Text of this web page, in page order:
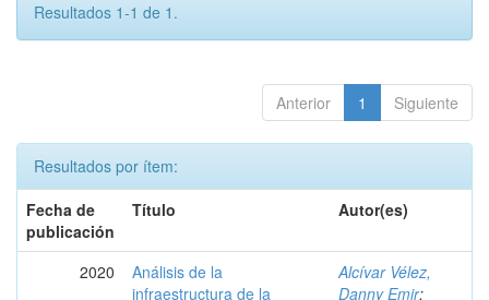
Resultados 1-1 de 1.
Anterior 1 Siguiente
Resultados por ítem:
Fecha de
publicación
Título Autor(es)
2020
Análisis de la
infraestructura de la
Alcívar Vélez,
Danny Emir;